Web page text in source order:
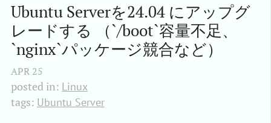
Ubuntu Serverを24.04 にアップグ
レードする （`/boot`容量不足、
`nginx`パッケージ競合など）
APR 25
posted in: Linux
tags: Ubuntu Server